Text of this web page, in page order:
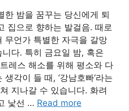
한 밤을 꿈꾸는 당신에게 퇴
집으로 향하는 발걸음. 때로
무언가 특별한 자극을 갈망
다. 특히 금요일 밤, 혹은
레스 해소를 위해 평소와 다
각이 들 때, ‘강남호빠’라는
지나갈 수 있습니다. 화려
낯선 … Read more